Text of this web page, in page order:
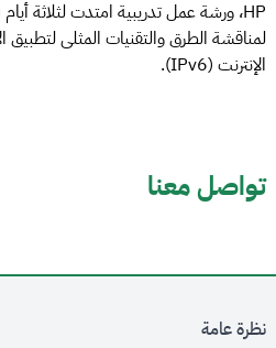
لمناقشة الطرق والتقنيات المثلى لتطبيق
الإنترنت (IPv6).
تواصل معنا
نظرة عامة